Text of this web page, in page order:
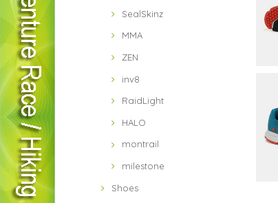
SealSkinz
MMA
ZEN
inv8
RaidLight
HALO
montrail
milestone
Shoes